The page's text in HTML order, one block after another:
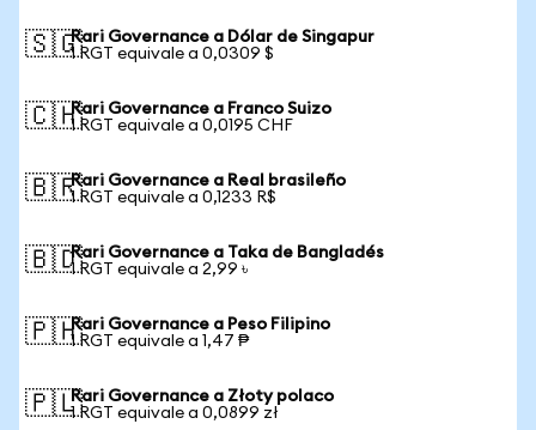
🇸🇬Rari Governance a Dólar de Singapur
1 RGT equivale a 0,0309 $
🇨🇭Rari Governance a Franco Suizo
1 RGT equivale a 0,0195 CHF
🇧🇷Rari Governance a Real brasileño
1 RGT equivale a 0,1233 R$
🇧🇩Rari Governance a Taka de Bangladés
1 RGT equivale a 2,99 ৳
🇵🇭Rari Governance a Peso Filipino
1 RGT equivale a 1,47 ₱
🇵🇱Rari Governance a Złoty polaco
1 RGT equivale a 0,0899 zł